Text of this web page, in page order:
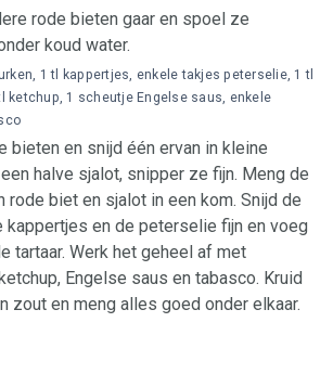
rode bieten gaar en spoel ze
koud water.
bieten en snijd één ervan in kleine
halve sjalot, snipper ze fijn. Meng de
rode biet en sjalot in een kom. Snijd de
kappertjes en de peterselie fijn en voeg
tartaar. Werk het geheel af met
Engelse saus en tabasco. Kruid
zout en meng alles goed onder elkaar.
1 tl kappertjes, enkele takjes peterselie, 1 tl
ketchup, 1 scheutje Engelse saus, enkele